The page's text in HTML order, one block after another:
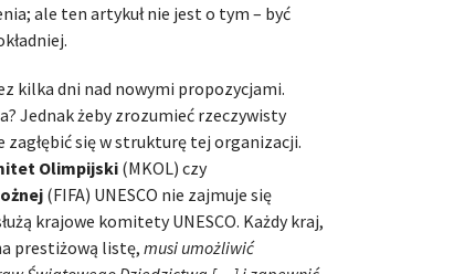
ale ten artykuł nie jest o tym – być
kilka dni nad nowymi propozycjami.
Jednak żeby zrozumieć rzeczywisty
się w strukturę tej organizacji.
Olimpijski (MKOL) czy
(FIFA) UNESCO nie zajmuje się
krajowe komitety UNESCO. Każdy kraj,
prestiżową listę,musi umożliwić